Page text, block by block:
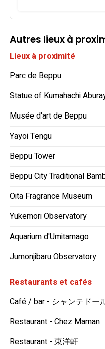
Autres lieux à
Lieux à proximité
Parc de Beppu
Statue of Kumahachi
Musée d'art de Beppu
Yayoi Tengu
Beppu Tower
Beppu City Traditional
Oita Fragrance Museum
Yukemori Observatory
Aquarium d'Umitamago
Jumonjibaru Observatory
Restaurants et cafés
Café / bar - シャンテドー
Restaurant - Chez Maman
Restaurant - 東洋軒